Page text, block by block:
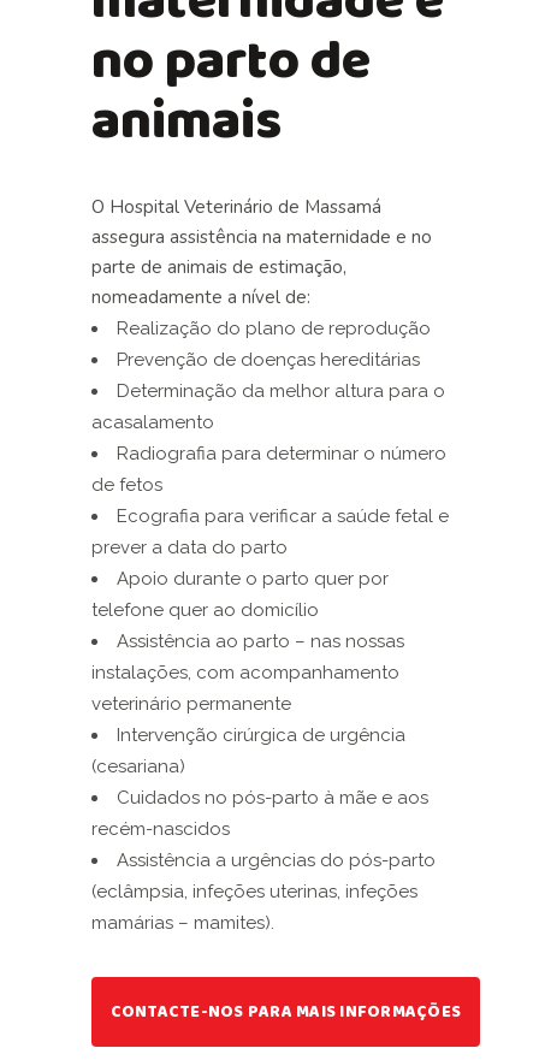
no parto de
animais
O Hospital Veterinário de Massamá
assegura assistência na maternidade e no
parte de animais de estimação,
nomeadamente a nível de:
Realização do plano de reprodução
Prevenção de doenças hereditárias
Determinação da melhor altura para o
acasalamento
Radiografia para determinar o número
de fetos
Ecografia para verificar a saúde fetal e
prever a data do parto
Apoio durante o parto quer por
telefone quer ao domicílio
Assistência ao parto – nas nossas
instalações, com acompanhamento
veterinário permanente
Intervenção cirúrgica de urgência
(cesariana)
Cuidados no pós-parto à mãe e aos
recém-nascidos
Assistência a urgências do pós-parto
(eclâmpsia, infeções uterinas, infeções
mamárias – mamites).
CONTACTE-NOS PARA MAIS INFORMAÇÕES